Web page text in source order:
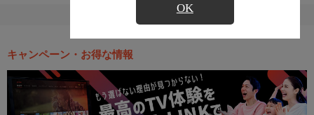
OK
キャンペーン・お得な情報